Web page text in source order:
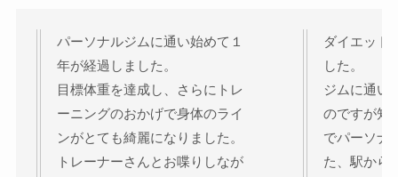
パーソナルジムに通い始めて１
年が経過しました。
目標体重を達成し、さらにトレ
ーニングのおかげで身体のライ
ンがとても綺麗になりました。
トレーナーさんとお喋りしなが
ダイエット
した。
ジムに通い
のですが知
でパーソナ
た、駅から